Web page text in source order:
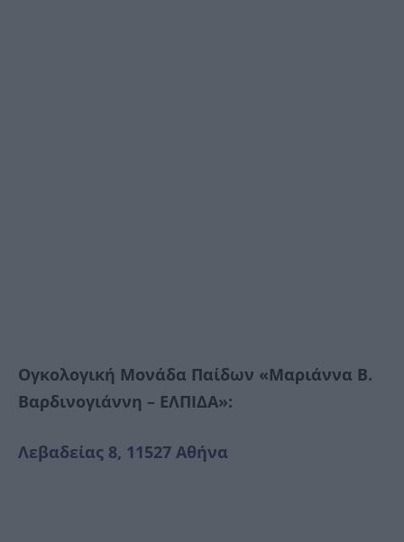
Ογκολογική Μονάδα Παίδων «Μαριάννα Β.
Βαρδινογιάννη – ΕΛΠΙΔΑ»:
Λεβαδείας 8, 11527 Αθήνα